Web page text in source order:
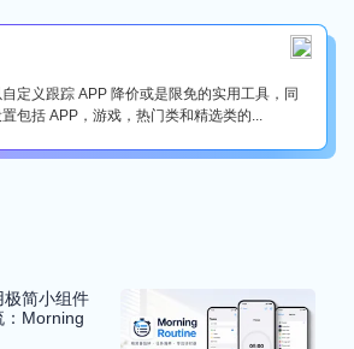
定义跟踪 APP 降价或是限免的实用工具，同
包括 APP，游戏，热门类和精选类的...
极简小组件
：Morning